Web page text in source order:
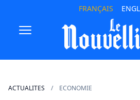
FRANÇAIS
ACTUALITES ECONOMIE